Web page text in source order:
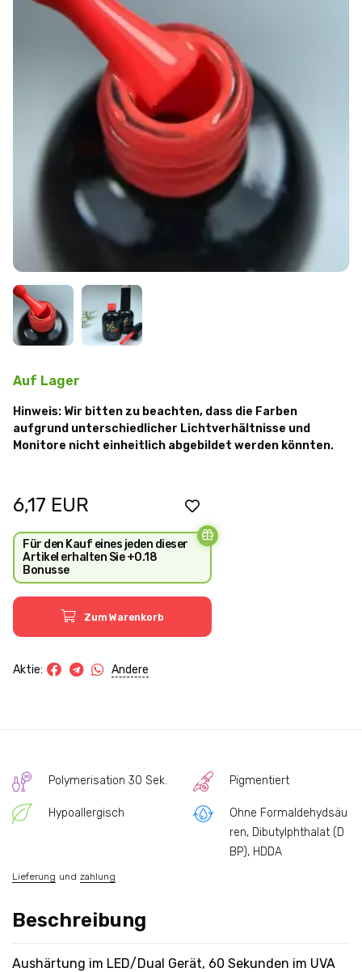
Auf Lager
Hinweis: Wir bitten zu beachten, dass die Farben
aufgrund unterschiedlicher Lichtverhältnisse und
Monitore nicht einheitlich abgebildet werden könnten.
6,17 EUR
Für den Kauf eines jeden dieser
Artikel erhalten Sie +0.18
Bonusse
Zum Warenkorb
Aktie: Andere
Polymerisation 30 Sek. Pigmentiert
Hypoallergisch
Ohne Formaldehydsäu
ren, Dibutylphthalat (D
BP), HDDA
Lieferung und zahlung
Beschreibung
Aushärtung im LED/Dual Gerät, 60 Sekunden im UVA